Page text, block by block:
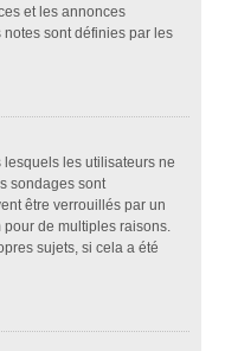
et les annonces
sont définies par les
les utilisateurs ne
sondages sont
être verrouillés par un
de multiples raisons.
sujets, si cela a été